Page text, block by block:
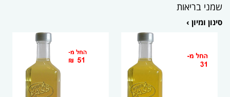
שמני בריאות
סינון ומיון ›